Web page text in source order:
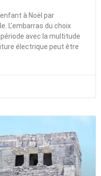
à Noël par
L’embarras du choix
avec la multitude
électrique peut être